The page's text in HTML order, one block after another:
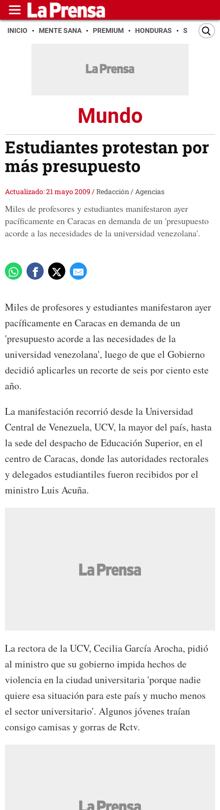
INICIO MENTE SANA PREMIUM HONDURAS SAN PEDRO
Mundo
Estudiantes protestan por
más presupuesto
Actualizado: 21 mayo 2009 /Redacción / Agencias
Miles de profesores y estudiantes manifestaron ayer
pacíficamente en Caracas en demanda de un 'presupuesto
acorde a las necesidades de la universidad venezolana'.
Miles de profesores y estudiantes manifestaron ayer
pacíficamente en Caracas en demanda de un
'presupuesto acorde a las necesidades de la
universidad venezolana', luego de que el Gobierno
decidió aplicarles un recorte de seis por ciento este
año.
La manifestación recorrió desde la Universidad
Central de Venezuela, UCV, la mayor del país, hasta
la sede del despacho de Educación Superior, en el
centro de Caracas, donde las autoridades rectorales
y delegados estudiantiles fueron recibidos por el
ministro Luis Acuña.
La rectora de la UCV, Cecilia García Arocha, pidió
al ministro que su gobierno impida hechos de
violencia en la ciudad universitaria 'porque nadie
quiere esa situación para este país y mucho menos
el sector universitario'. Algunos jóvenes traían
consigo camisas y gorras de Rctv.